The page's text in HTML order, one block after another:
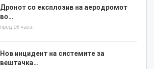
Дронот со експлозив на аеродромот
во…
пред 16 часа
Нов инцидент на системите за
вештачка…